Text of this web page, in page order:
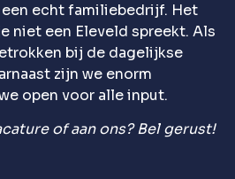
echt familiebedrijf. Het
niet een Eleveld spreekt. Als
bij de dagelijkse
zijn we enorm
open voor alle input.
of aan ons? Bel gerust!